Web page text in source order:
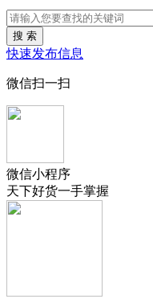
搜 索
快速发布信息
微信扫一扫
微信小程序
天下好货一手掌握